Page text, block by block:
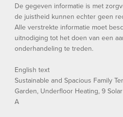
De gegeven informatie is met
de juistheid kunnen echter geen
Alle verstrekte informatie moet
uitnodiging tot het doen van een
onderhandeling te treden.
English text
Sustainable and Spacious Family
Garden, Underfloor Heating, 9
A